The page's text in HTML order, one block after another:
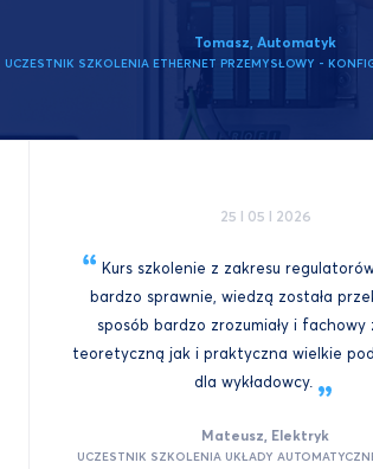
Tomasz, Automatyk
UCZESTNIK SZKOLENIA ETHERNET PRZEMYSŁOWY -
25 I 05 I 2026
Kurs szkolenie z zakresu
bardzo sprawnie, wiedzą została
sposób bardzo zrozumiały i fachowy
teoretyczną jak i praktyczna wielkie
dla wykładowcy.
Mateusz, Elektryk
UCZESTNIK SZKOLENIA UKŁADY